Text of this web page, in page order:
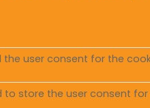
the user consent for the
to store the user consent